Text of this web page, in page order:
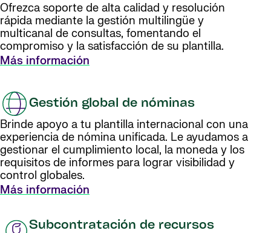
Ofrezca soporte de alta calidad y resolución
rápida mediante la gestión multilingüe y
multicanal de consultas, fomentando el
compromiso y la satisfacción de su plantilla.
Más información
Gestión global de nóminas
Brinde apoyo a tu plantilla internacional con una
experiencia de nómina unificada. Le ayudamos a
gestionar el cumplimiento local, la moneda y los
requisitos de informes para lograr visibilidad y
control globales.
Más información
Subcontratación de recursos